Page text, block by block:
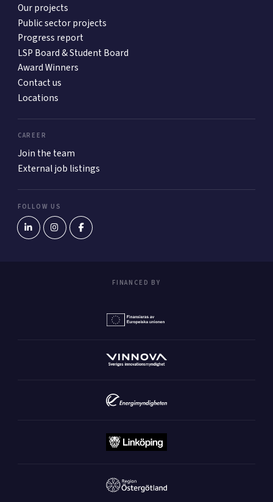
Our projects
Public sector projects
Progress report
LSP Board & Student Board
Award Winners
Contact us
Locations
CAREER
Join the team
External job listings
FOLLOW US
FINANCED BY